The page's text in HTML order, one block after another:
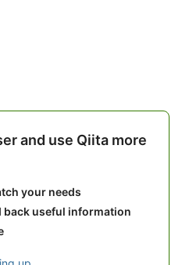
and use Qiita more
your needs
back useful information